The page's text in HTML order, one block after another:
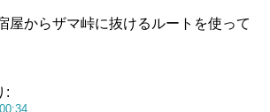
屋からザマ峠に抜けるルートを使って
: